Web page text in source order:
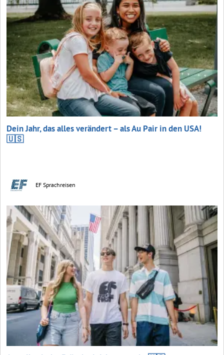
Dein Jahr, das alles verändert – als Au Pair in den USA!
🇺🇸
EF Sprachreisen